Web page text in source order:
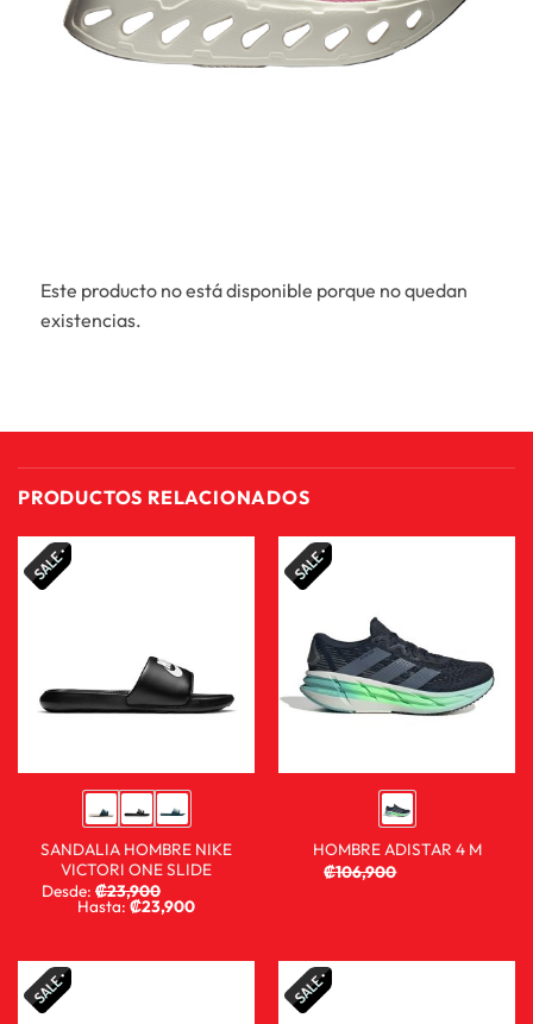
Este producto no está disponible porque no quedan
existencias.
PRODUCTOS RELACIONADOS
SANDALIA HOMBRE NIKE
VICTORI ONE SLIDE
Desde: ₡23,900
Hasta:₡23,900
HOMBRE ADISTAR 4 M
₡106,900